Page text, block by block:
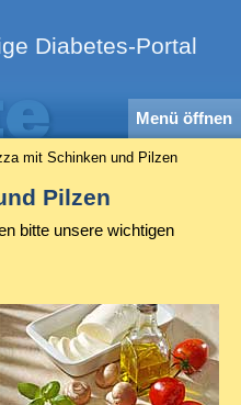
Diabetes-Portal
Menü öffnen
mit Schinken und Pilzen
Pilzen
bitte unsere wichtigen